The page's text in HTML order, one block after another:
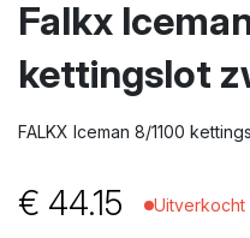
Falkx
kettingslot
FALKX Iceman 8/1100
€ 44.15 Uitverkocht